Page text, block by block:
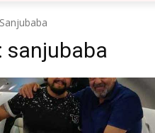
Sanjubaba
sanjubaba